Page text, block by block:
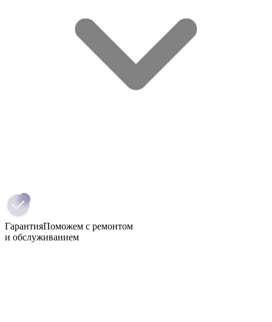
ГарантияПоможем с ремонтом
и обслуживанием